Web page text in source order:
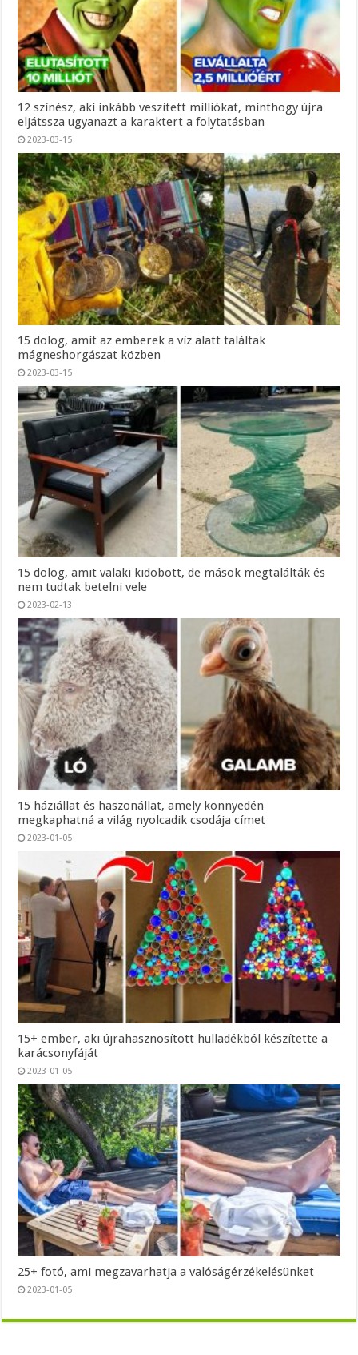
12 színész, aki inkább veszített milliókat, minthogy újra
eljátssza ugyanazt a karaktert a folytatásban
2023-03-15
15 dolog, amit az emberek a víz alatt találtak
mágneshorgászat közben
2023-03-15
15 dolog, amit valaki kidobott, de mások megtalálták és
nem tudtak betelni vele
2023-02-13
15 háziállat és haszonállat, amely könnyedén
megkaphatná a világ nyolcadik csodája címet
2023-01-05
15+ ember, aki újrahasznosított hulladékból készítette a
karácsonyfáját
2023-01-05
25+ fotó, ami megzavarhatja a valóságérzékelésünket
2023-01-05